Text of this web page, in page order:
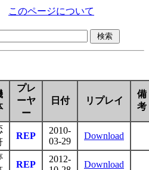
このページについて
プレ
ーヤ
ー
日付 リプレイ
備
考
REP
2010-
03-29
Download
REP
2012-
Download